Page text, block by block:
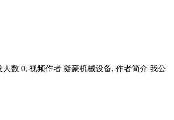
数 0, 视频作者 凝豪机械设备, 作者简介 我公